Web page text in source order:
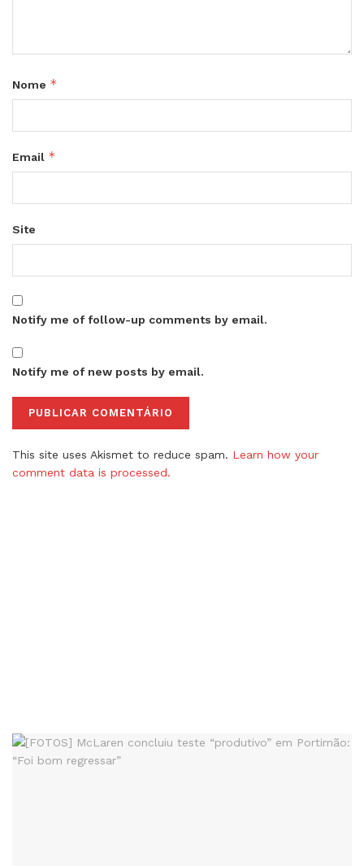
Nome *
Email *
Site
Notify me of follow-up comments by email.
Notify me of new posts by email.
This site uses Akismet to reduce spam. Learn how your
comment data is processed.